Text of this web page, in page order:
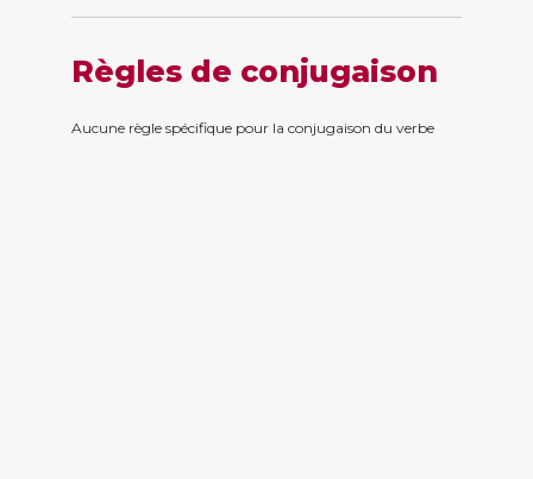
Règles de conjugaison
Aucune règle spécifique pour la conjugaison du verbe